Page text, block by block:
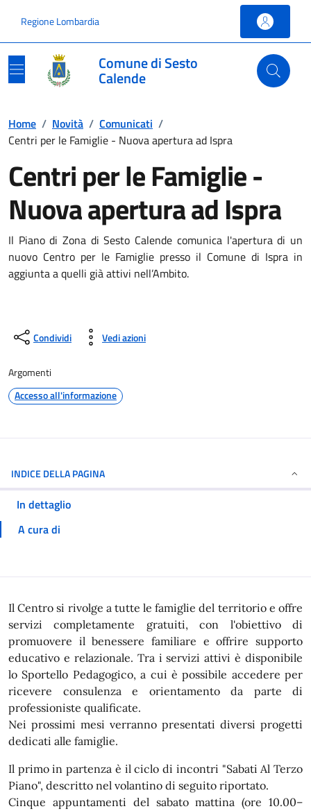
Regione Lombardia
Comune di Sesto
Calende
Home / Novità / Comunicati /
Centri per le Famiglie - Nuova apertura ad Ispra
Centri per le Famiglie -
Nuova apertura ad Ispra
Il Piano di Zona di Sesto Calende comunica l'apertura di un
nuovo Centro per le Famiglie presso il Comune di Ispra in
aggiunta a quelli già attivi nell’Ambito.
Condividi Vedi azioni
Argomenti
Accesso all'informazione
INDICE DELLA PAGINA
In dettaglio
A cura di
In dettaglio
Il Centro si rivolge a tutte le famiglie del territorio e offre
servizi completamente gratuiti, con l'obiettivo di
promuovere il benessere familiare e offrire supporto
educativo e relazionale. Tra i servizi attivi è disponibile
lo Sportello Pedagogico, a cui è possibile accedere per
ricevere consulenza e orientamento da parte di
professioniste qualificate.
Nei prossimi mesi verranno presentati diversi progetti
dedicati alle famiglie.
Il primo in partenza è il ciclo di incontri "Sabati Al Terzo
Piano", descritto nel volantino di seguito riportato.
Cinque appuntamenti del sabato mattina (ore 10.00–